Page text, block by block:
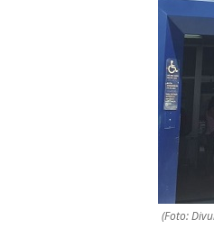
(Foto: